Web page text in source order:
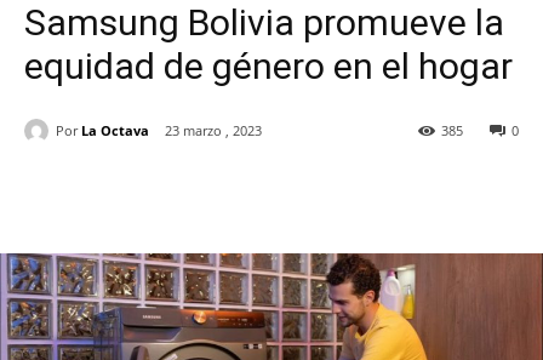
Samsung Bolivia promueve la
equidad de género en el hogar
Por La Octava 23 marzo , 2023 0
385